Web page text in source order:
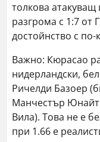
толкова
разгрома с 1:7 от
достойнство с по-
Важно: Кюрасао
нидерландски,
Ричелди Базоер
Манчестър
Вила). Това не е
при 1.66 е